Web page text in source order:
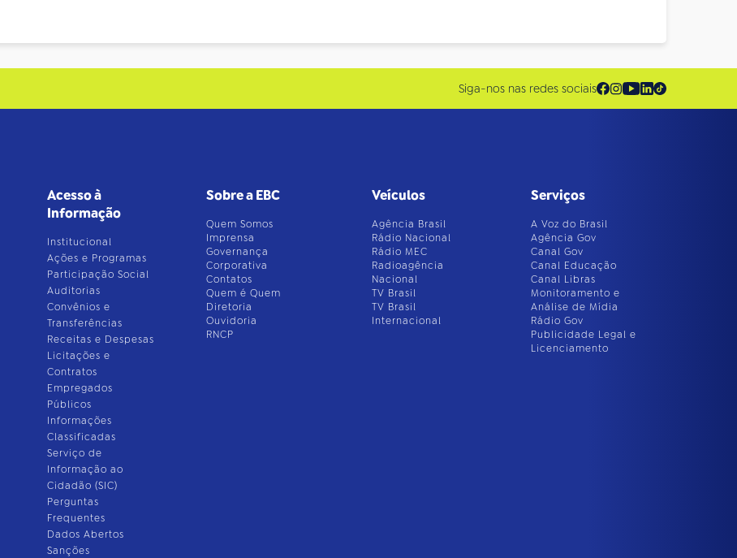
Siga-nos nas redes sociais
Acesso à
Informação
Institucional
Ações e Programas
Participação Social
Auditorias
Convênios e
Transferências
Receitas e Despesas
Licitações e
Contratos
Empregados
Públicos
Informações
Classificadas
Serviço de
Informação ao
Cidadão (SIC)
Perguntas
Frequentes
Dados Abertos
Sanções
Sobre a EBC
Quem Somos
Imprensa
Governança
Corporativa
Contatos
Quem é Quem
Diretoria
Ouvidoria
RNCP
Veículos
Agência Brasil
Rádio Nacional
Rádio MEC
Radioagência
Nacional
TV Brasil
TV Brasil
Internacional
Serviços
A Voz do Brasil
Agência Gov
Canal Gov
Canal Educação
Canal Libras
Monitoramento e
Análise de Mídia
Rádio Gov
Publicidade Legal e
Licenciamento